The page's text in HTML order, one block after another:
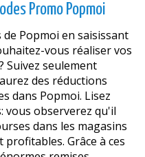
Promo Popmoi
Popmoi en saisissant
vous réaliser vos
Suivez seulement
des réductions
dans Popmoi. Lisez
vous observerez qu'il
dans les magasins
Grâce à ces